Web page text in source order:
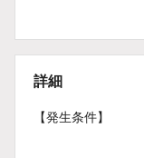
詳細
【発生条件】